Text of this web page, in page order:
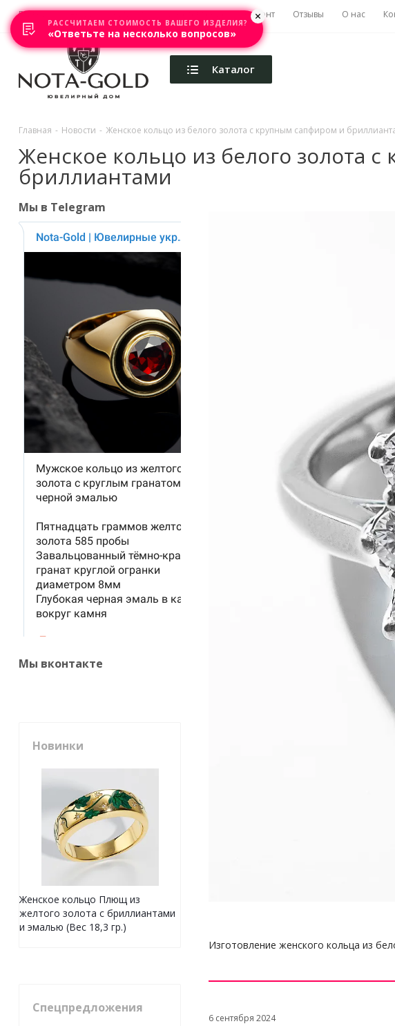
Главная Акции Каталоги Изготовление Ремонт Отзывы О нас
Каталог
Главная - Новости - Женское кольцо из белого золота с крупным сапфиром и
Женское кольцо из белого золота
бриллиантами
Изготовление женского кольца из
6 сентября 2024
Мы в Telegram
Мы вконтакте
Новинки
Женское кольцо Плющ из
желтого золота с бриллиантами
и эмалью (Вес 18,3 гр.)
Спецпредложения
РАССЧИТАЕМ СТОИМОСТЬ ВАШЕГО ИЗДЕЛИЯ?
«Ответьте на несколько вопросов»